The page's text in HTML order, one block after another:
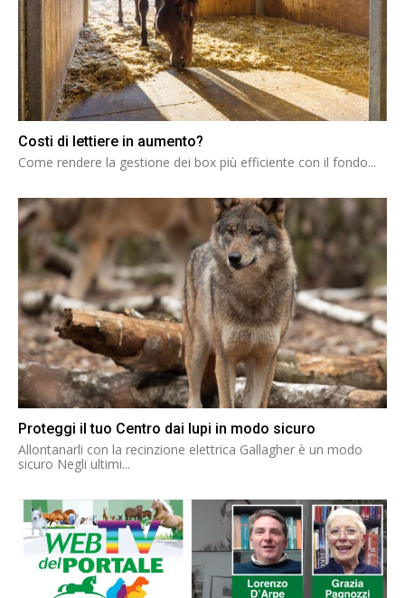
Costi di lettiere in aumento?
Come rendere la gestione dei box più efficiente con il fondo...
Proteggi il tuo Centro dai lupi in modo sicuro
Allontanarli con la recinzione elettrica Gallagher è un modo
sicuro Negli ultimi...